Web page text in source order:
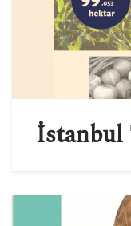
İstanbul